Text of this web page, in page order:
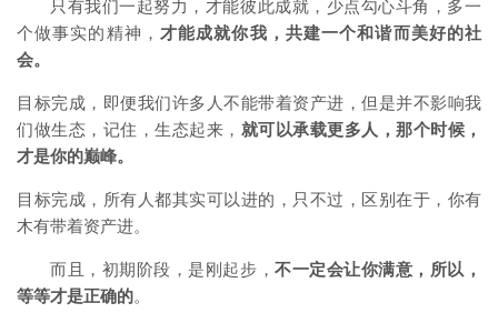
只有我们一起努力，才能彼此成就，少点勾心斗角，多一
个做事实的精神， 才能成就你我，共建一个和谐而美好的社
会。
目标完成，即便我们许多人不能带着资产进，但是并不影响我
们做生态，记住，生态起来， 就可以承载更多人，那个时候，
才是你的巅峰。
目标完成，所有人都其实可以进的，只不过，区别在于，你有
木有带着资产进。
而且，初期阶段，是刚起步，不一定会让你满意，所以，
等等才是正确的。